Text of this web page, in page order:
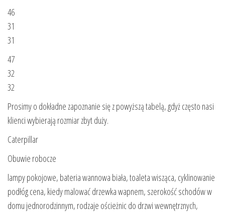
46
31
31
47
32
32
Prosimy o dokładne zapoznanie się z powyższą tabelą, gdyż często nasi
klienci wybierają rozmiar zbyt duży.
Caterpillar
Obuwie robocze
lampy pokojowe, bateria wannowa biała, toaleta wisząca, cyklinowanie
podłóg cena, kiedy malować drzewka wapnem, szerokość schodów w
domu jednorodzinnym, rodzaje ościeżnic do drzwi wewnętrznych,